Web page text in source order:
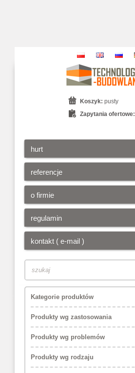
hurt
referencje
o firmie
regulamin
kontakt ( e-mail )
Koszyk: pusty
Zapytania ofertowe:
Kategorie produktów
Produkty wg zastosowania
Produkty wg problemów
Produkty wg rodzaju